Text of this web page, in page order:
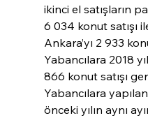
ikinci el satışların
6 034 konut satışı
Ankara’yı 2 933
Yabancılara 2018
866 konut satışı
Yabancılara
önceki yılın aynı